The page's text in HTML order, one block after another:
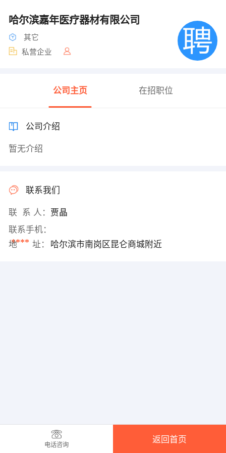
哈尔滨嘉年医疗器材有限公司
其它
私营企业
公司主页 在招职位
公司介绍
暂无介绍
联系我们
联 系 人：
贾晶
联系手机：
****
地 址： 哈尔滨市南岗区昆仑商城附近
电话咨询
返回首页